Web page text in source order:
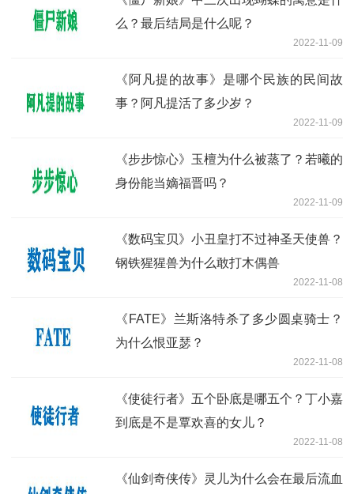
么？最后结局是什么呢？
2022-11-09
《阿凡提的故事》是哪个民族的民间故
事？阿凡提活了多少岁？
2022-11-09
《步步惊心》玉檀为什么被蒸了？若曦的
身份能当嫡福晋吗？
2022-11-09
《数码宝贝》小丑皇打不过神圣天使兽？
钢铁猩猩兽为什么敢打木偶兽
2022-11-08
《FATE》兰斯洛特杀了多少圆桌骑士？
为什么恨亚瑟？
2022-11-08
《使徒行者》五个卧底是哪五个？丁小嘉
到底是不是覃欢喜的女儿？
2022-11-08
《仙剑奇侠传》灵儿为什么会在最后流血